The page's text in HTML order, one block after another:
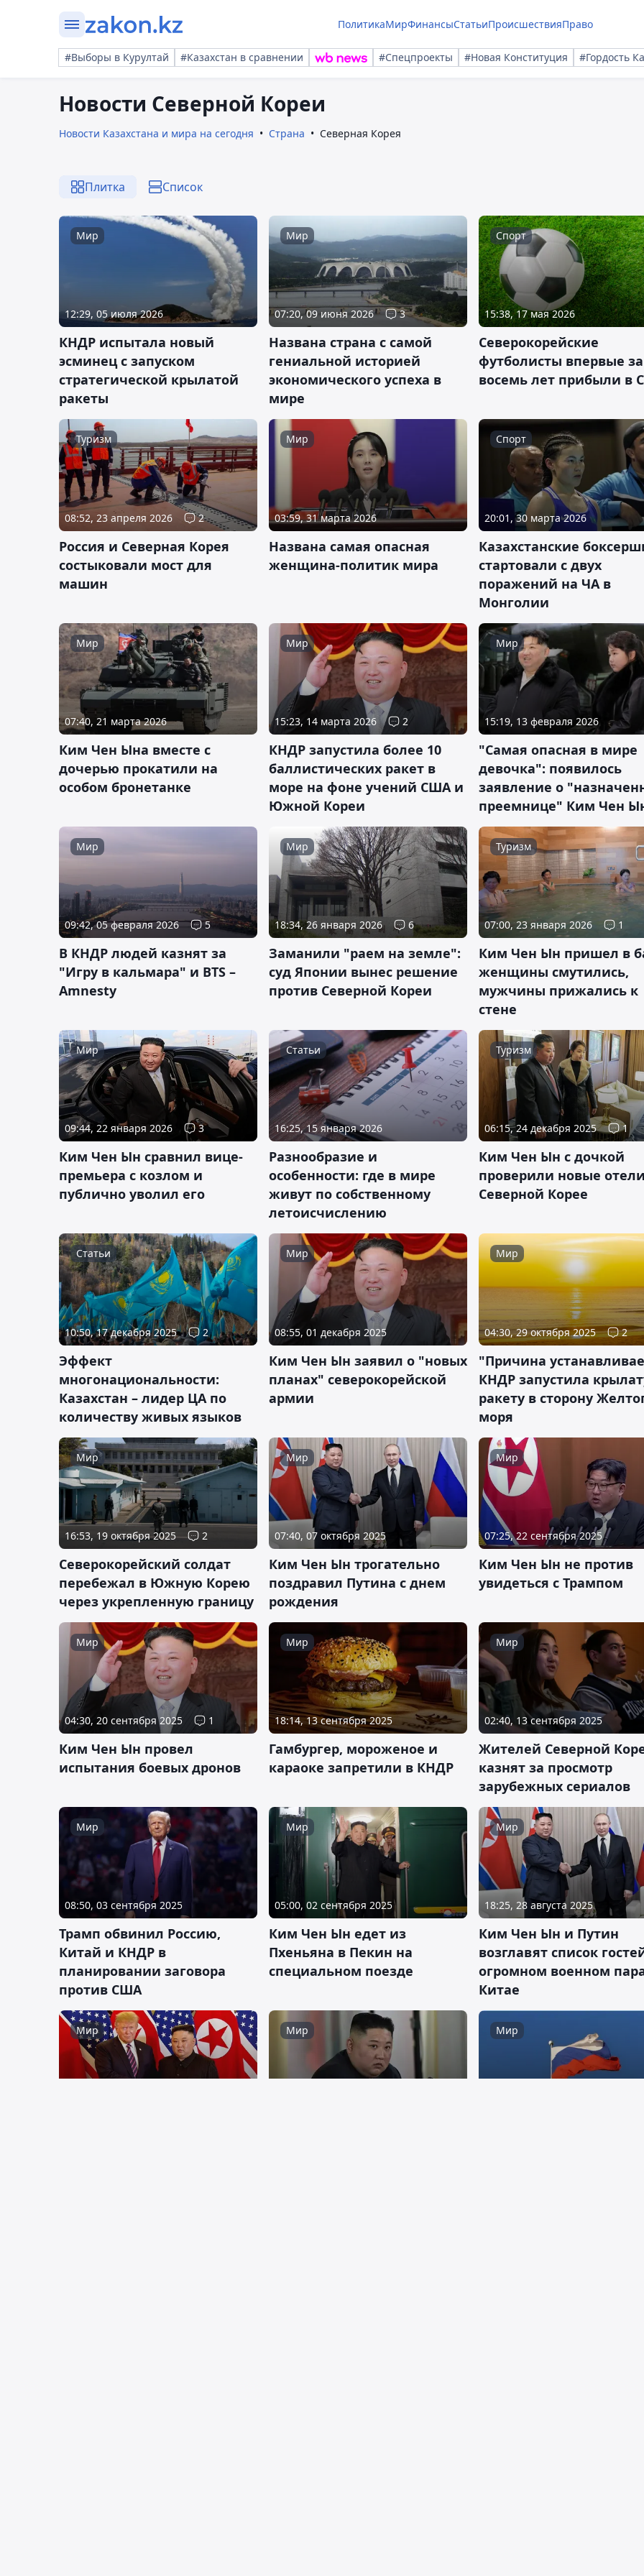
ПолитикаМирФинансыСтатьиПроисшествияПраво
#Выборы в Курултай #Казахстан в сравнении #Спецпроекты #Новая Конституция #Гордость
Новости Северной Кореи
Новости Казахстана и мира на сегодня Страна Северная Корея
Плитка Список
Мир
12:29, 05 июля 2026
КНДР испытала новый
эсминец с запуском
стратегической крылатой
ракеты
Мир
07:20, 09 июня 2026 3
Названа страна с самой
гениальной историей
экономического успеха в
мире
Спорт
15:38, 17 мая 2026
Северокорейские
футболисты впервые за
восемь лет прибыли в
Туризм
08:52, 23 апреля 2026 2
Россия и Северная Корея
состыковали мост для
машин
Мир
03:59, 31 марта 2026
Названа самая опасная
женщина-политик мира
Спорт
20:01, 30 марта 2026
Казахстанские
стартовали с двух
поражений на ЧА в
Монголии
Мир
07:40, 21 марта 2026
Ким Чен Ына вместе с
дочерью прокатили на
особом бронетанке
Мир
15:23, 14 марта 2026 2
КНДР запустила более 10
баллистических ракет в
море на фоне учений США и
Южной Кореи
Мир
15:19, 13 февраля 2026
"Самая опасная в мире
девочка": появилось
заявление о
преемнице" Ким Чен
Мир
09:42, 05 февраля 2026 5
В КНДР людей казнят за
"Игру в кальмара" и BTS –
Amnesty
Мир
18:34, 26 января 2026 6
Заманили "раем на земле":
суд Японии вынес решение
против Северной Кореи
Туризм
07:00, 23 января 2026 1
Ким Чен Ын пришел в
женщины смутились,
мужчины прижались к
стене
Мир
09:44, 22 января 2026 3
Ким Чен Ын сравнил вице-
премьера с козлом и
публично уволил его
Статьи
16:25, 15 января 2026
Разнообразие и
особенности: где в мире
живут по собственному
летоисчислению
Туризм
06:15, 24 декабря 2025 1
Ким Чен Ын c дочкой
проверили новые
Северной Корее
Статьи
10:50, 17 декабря 2025 2
Эффект
многонациональности:
Казахстан – лидер ЦА по
количеству живых языков
Мир
08:55, 01 декабря 2025
Ким Чен Ын заявил о "новых
планах" северокорейской
армии
Мир
04:30, 29 октября 2025 2
"Причина
КНДР запустила
ракету в сторону
моря
Мир
16:53, 19 октября 2025 2
Северокорейский солдат
перебежал в Южную Корею
через укрепленную границу
Мир
07:40, 07 октября 2025
Ким Чен Ын трогательно
поздравил Путина с днем
рождения
Мир
07:25, 22 сентября 2025
Ким Чен Ын не против
увидеться с Трампом
Мир
04:30, 20 сентября 2025 1
Ким Чен Ын провел
испытания боевых дронов
Мир
18:14, 13 сентября 2025
Гамбургер, мороженое и
караоке запретили в КНДР
Мир
02:40, 13 сентября 2025
Жителей Северной
казнят за просмотр
зарубежных сериалов
Мир
08:50, 03 сентября 2025
Трамп обвинил Россию,
Китай и КНДР в
планировании заговора
против США
Мир
05:00, 02 сентября 2025
Ким Чен Ын едет из
Пхеньяна в Пекин на
специальном поезде
Мир
18:25, 28 августа 2025
Ким Чен Ын и Путин
возглавят список
огромном военном
Китае
Мир Мир Мир